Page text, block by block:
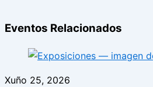
Eventos Relacionados
Xuño 25, 2026